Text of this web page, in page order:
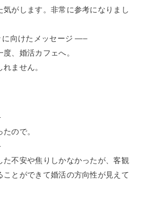
気がします。非常に参考になりまし
向けたメッセージ —–
、婚活カフェへ。
ません。
ので。
た不安や焦りしかなかったが、客観
ことができて婚活の方向性が見えて